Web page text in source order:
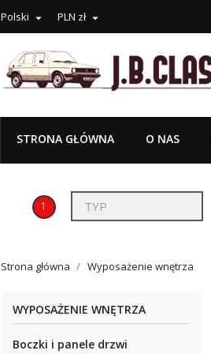
Polski  PLN zł 
STRONA GŁÓWNA O NAS
1
Strona główna Wyposażenie wnętrza
WYPOSAŻENIE WNĘTRZA
Boczki i panele drzwi